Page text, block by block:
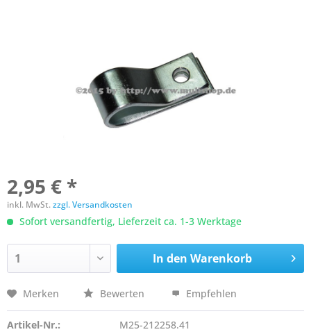
2,95 € *
inkl. MwSt.zzgl. Versandkosten
Sofort versandfertig, Lieferzeit ca. 1-3 Werktage
In den Warenkorb
Merken Bewerten Empfehlen
Artikel-Nr.: M25-212258.41